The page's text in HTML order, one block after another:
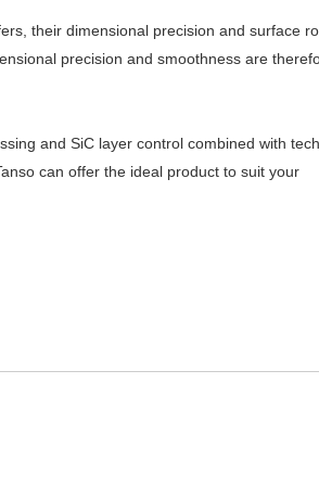
their dimensional precision and surface
precision and smoothness are
and SiC layer control combined with
can offer the ideal product to suit your